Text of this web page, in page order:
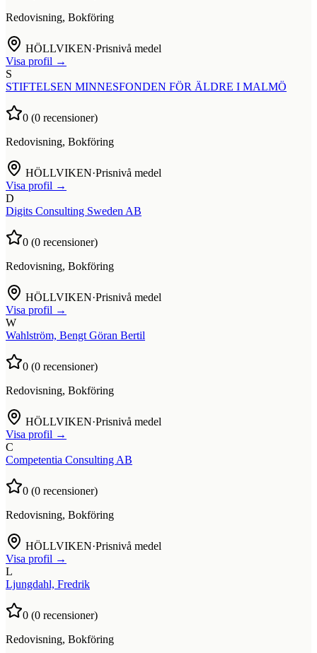
Redovisning, Bokföring
HÖLLVIKEN·Prisnivå medel
Visa profil →
S
STIFTELSEN MINNESFONDEN FÖR ÄLDRE I MALMÖ
0 (0 recensioner)
Redovisning, Bokföring
HÖLLVIKEN·Prisnivå medel
Visa profil →
D
Digits Consulting Sweden AB
0 (0 recensioner)
Redovisning, Bokföring
HÖLLVIKEN·Prisnivå medel
Visa profil →
W
Wahlström, Bengt Göran Bertil
0 (0 recensioner)
Redovisning, Bokföring
HÖLLVIKEN·Prisnivå medel
Visa profil →
C
Competentia Consulting AB
0 (0 recensioner)
Redovisning, Bokföring
HÖLLVIKEN·Prisnivå medel
Visa profil →
L
Ljungdahl, Fredrik
0 (0 recensioner)
Redovisning, Bokföring